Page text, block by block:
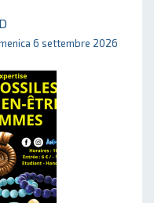
6 settembre 2026